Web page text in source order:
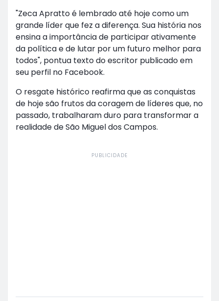
"Zeca Apratto é lembrado até hoje como um
grande líder que fez a diferença. Sua história nos
ensina a importância de participar ativamente
da política e de lutar por um futuro melhor para
todos", pontua texto do escritor publicado em
seu perfil no Facebook.
O resgate histórico reafirma que as conquistas
de hoje são frutos da coragem de líderes que, no
passado, trabalharam duro para transformar a
realidade de São Miguel dos Campos.
PUBLICIDADE